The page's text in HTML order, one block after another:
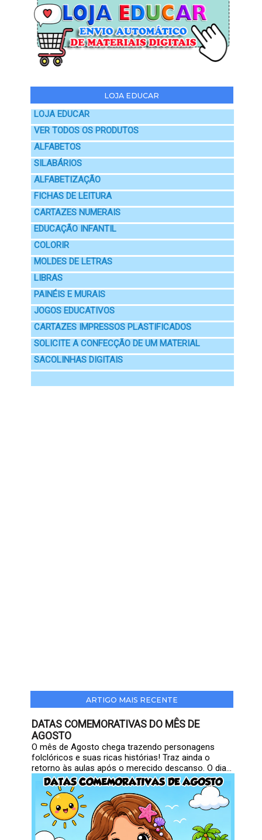
LOJA EDUCAR
LOJA EDUCAR
VER TODOS OS PRODUTOS
ALFABETOS
SILABÁRIOS
ALFABETIZAÇÃO
FICHAS DE LEITURA
CARTAZES NUMERAIS
EDUCAÇÃO INFANTIL
COLORIR
MOLDES DE LETRAS
LIBRAS
PAINÉIS E MURAIS
JOGOS EDUCATIVOS
CARTAZES IMPRESSOS PLASTIFICADOS
SOLICITE A CONFECÇÃO DE UM MATERIAL
SACOLINHAS DIGITAIS
ARTIGO MAIS RECENTE
DATAS COMEMORATIVAS DO MÊS DE
AGOSTO
O mês de Agosto chega trazendo personagens
folclóricos e suas ricas histórias! Traz ainda o
retorno às aulas após o merecido descanso. O dia...